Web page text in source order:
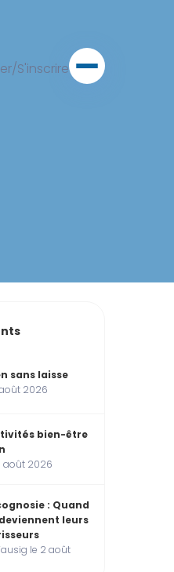
S'inscrire
sans laisse
2026
bien-être
août 2026
: Quand
leurs
le 2 août